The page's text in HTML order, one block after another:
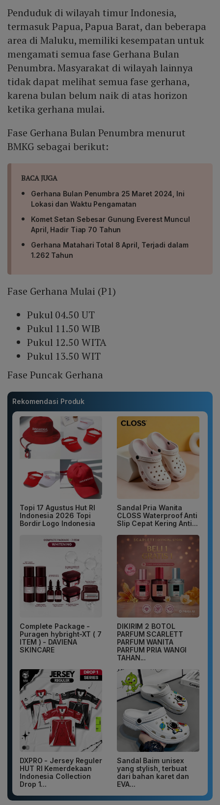
Penduduk di wilayah timur Indonesia,
termasuk Papua, Papua Barat, dan beberapa
area di Maluku, memiliki kesempatan untuk
mengamati semua fase Gerhana Bulan
Penumbra. Masyarakat di wilayah lainnya
tidak dapat melihat semua fase gerhana,
karena bulan belum naik di atas horizon
ketika gerhana mulai.
Fase Gerhana Bulan Penumbra menurut
BMKG sebagai berikut:
BACA JUGA
Gerhana Bulan Penumbra 25 Maret 2024, Ini
Lokasi dan Waktu Pengamatan
Komet Setan Sebesar Gunung Everest Muncul
April, Hadir Tiap 70 Tahun
Gerhana Matahari Total 8 April, Terjadi dalam
1.262 Tahun
Fase Gerhana Mulai (P1)
Pukul 04.50 UT
Pukul 11.50 WIB
Pukul 12.50 WITA
Pukul 13.50 WIT
Fase Puncak Gerhana
Rekomendasi Produk
Topi 17 Agustus Hut RI
Indonesia 2026 Topi
Bordir Logo Indonesia
Sandal Pria Wanita
CLOSS Waterproof Anti
Slip Cepat Kering Anti...
Complete Package -
Puragen hybright-XT ( 7
ITEM ) - DAVIENA
SKINCARE
DIKIRIM 2 BOTOL
PARFUM SCARLETT
PARFUM WANITA
PARFUM PRIA WANGI
TAHAN...
DXPRO - Jersey Reguler
HUT RI Kemerdekaan
Indonesia Collection
Drop 1...
Sandal Baim unisex
yang stylish, terbuat
dari bahan karet dan
EVA...